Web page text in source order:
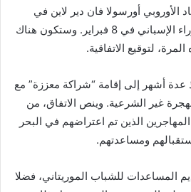
الأوروبي أورسولا فان دير لاين في
نواكشوط برفقة رئيس الوزراء الإسباني في 8 فبراير. وستكون هناك
عدة أشهر إلى إقامة “شراكة معززة” مع
غير الشرعية. وينص الاتفاق، من
الذين تم اعتراضهم في البحر
ومساعدتهم.
المساعدات للشباب الموريتاني، فضلا